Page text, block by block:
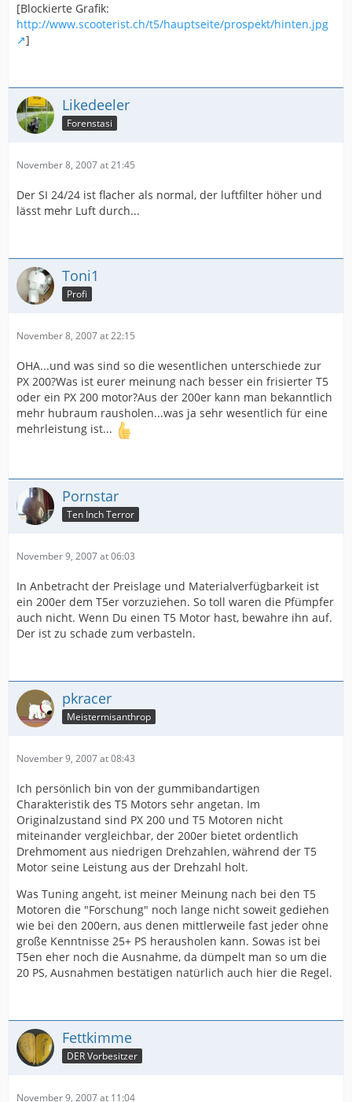
[Blockierte Grafik:
http://www.scooterist.ch/t5/hauptseite/prospekt/hinten.jpg
]
Likedeeler
Forenstasi
November 8, 2007 at 21:45
Der SI 24/24 ist flacher als normal, der luftfilter höher und
lässt mehr Luft durch...
Toni1
Profi
November 8, 2007 at 22:15
OHA...und was sind so die wesentlichen unterschiede zur
PX 200?Was ist eurer meinung nach besser ein frisierter T5
oder ein PX 200 motor?Aus der 200er kann man bekanntlich
mehr hubraum rausholen...was ja sehr wesentlich für eine
mehrleistung ist...
Pornstar
Ten Inch Terror
November 9, 2007 at 06:03
In Anbetracht der Preislage und Materialverfügbarkeit ist
ein 200er dem T5er vorzuziehen. So toll waren die Pfümpfer
auch nicht. Wenn Du einen T5 Motor hast, bewahre ihn auf.
Der ist zu schade zum verbasteln.
pkracer
Meistermisanthrop
November 9, 2007 at 08:43
Ich persönlich bin von der gummibandartigen
Charakteristik des T5 Motors sehr angetan. Im
Originalzustand sind PX 200 und T5 Motoren nicht
miteinander vergleichbar, der 200er bietet ordentlich
Drehmoment aus niedrigen Drehzahlen, während der T5
Motor seine Leistung aus der Drehzahl holt.
Was Tuning angeht, ist meiner Meinung nach bei den T5
Motoren die "Forschung" noch lange nicht soweit gediehen
wie bei den 200ern, aus denen mittlerweile fast jeder ohne
große Kenntnisse 25+ PS herausholen kann. Sowas ist bei
T5en eher noch die Ausnahme, da dümpelt man so um die
20 PS, Ausnahmen bestätigen natürlich auch hier die Regel.
Fettkimme
DER Vorbesitzer
November 9, 2007 at 11:04